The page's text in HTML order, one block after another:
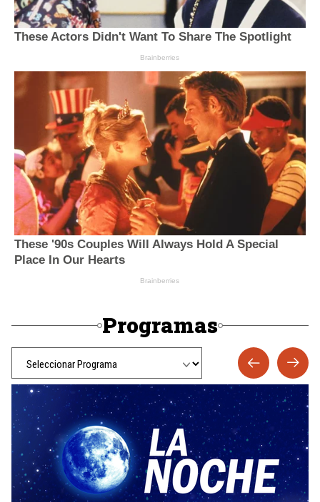
Programas